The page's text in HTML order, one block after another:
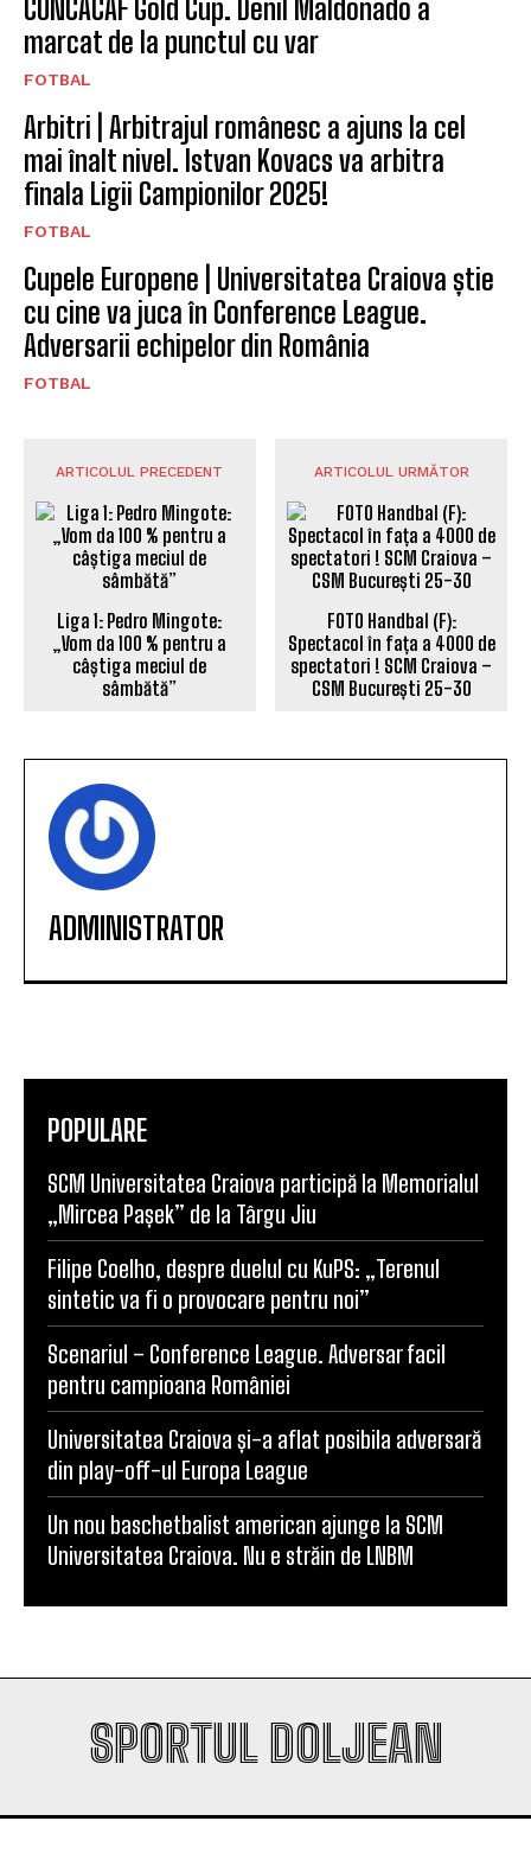
CONCACAF Gold Cup. Denil Maldonado a
marcat de la punctul cu var
FOTBAL
Arbitri | Arbitrajul românesc a ajuns la cel
mai înalt nivel. Istvan Kovacs va arbitra
finala Ligii Campionilor 2025!
FOTBAL
Cupele Europene | Universitatea Craiova știe
cu cine va juca în Conference League.
Adversarii echipelor din România
FOTBAL
ARTICOLUL PRECEDENT
Liga 1: Pedro Mingote:
„Vom da 100 % pentru a
câștiga meciul de
sâmbătă”
ARTICOLUL URMĂTOR
FOTO Handbal (F):
Spectacol în fața a 4000 de
spectatori ! SCM Craiova –
CSM București 25-30
ADMINISTRATOR
POPULARE
SCM Universitatea Craiova participă la Memorialul
„Mircea Pașek” de la Târgu Jiu
Filipe Coelho, despre duelul cu KuPS: „Terenul
sintetic va fi o provocare pentru noi”
Scenariul – Conference League. Adversar facil
pentru campioana României
Universitatea Craiova și-a aflat posibila adversară
din play-off-ul Europa League
Un nou baschetbalist american ajunge la SCM
Universitatea Craiova. Nu e străin de LNBM
SPORTUL DOLJEAN